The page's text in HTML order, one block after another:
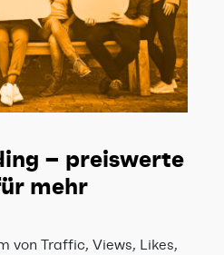
– preiswerte
mehr
von Traffic, Views, Likes,